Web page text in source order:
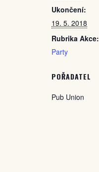
Ukončení:
19. 5. 2018
Rubrika Akce:
Party
POŘADATEL
Pub Union